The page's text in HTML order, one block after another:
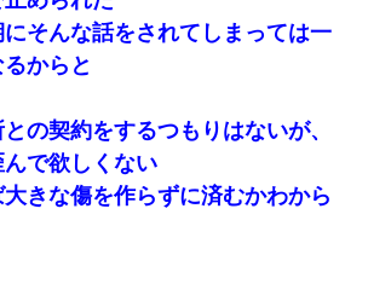
そんな話をされてしまっては一
からと
の契約をするつもりはないが、
で欲しくない
きな傷を作らずに済むかわから